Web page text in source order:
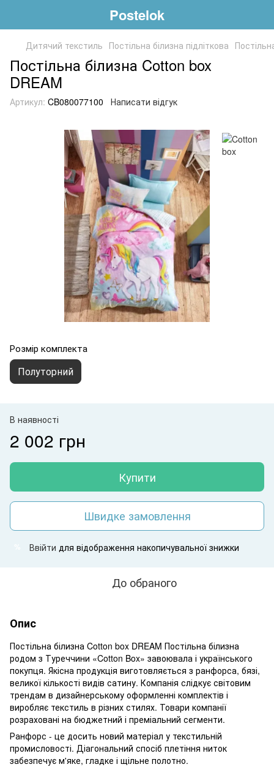
Postelok
Дитячий текстиль Постільна білизна підліткова
Постільна білизна Cotton box
DREAM
Артикул: CB080077100 Написати відгук
Розмір комплекта
Полуторний
В наявності
2 002 грн
Купити
Швидке замовлення
Ввійти для відображення накопичувальної знижки
До обраного
Опис
Постільна білизна Cotton box DREAM Постільна білизна
родом з Туреччини «Cotton Box» завоювала і українського
покупця. Якісна продукція виготовляється з ранфорса, бязі,
великої кількості видів сатину. Компанія слідкує світовим
трендам в дизайнерському оформленні комплектів і
виробляє текстиль в різних стилях. Товари компанії
розраховані на бюджетний і преміальний сегменти.
Ранфорс - це досить новий матеріал у текстильній
промисловості. Діагональний спосіб плетіння ниток
забезпечує м'яке, гладке і щільне полотно.